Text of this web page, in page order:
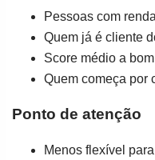
Pessoas com
Quem já é cliente
Score médio a bom
Quem começa por
Ponto de atenção
Menos flexível